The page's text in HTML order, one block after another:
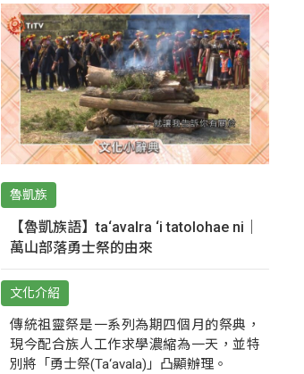
魯凱族
【魯凱族語】ta‘avalra ‘i tatolohae ni｜
萬山部落勇士祭的由來
文化介紹
傳統祖靈祭是一系列為期四個月的祭典，
現今配合族人工作求學濃縮為一天，並特
別將「勇士祭(Ta‘avala)」凸顯辦理。